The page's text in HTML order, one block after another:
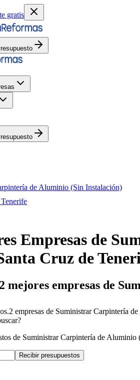
gratis
de Aluminio (Sin Instalación)
Empresas de
Cruz de
mejores empresas de
2 empresas de Suministrar Carpintería
de Suministrar Carpintería de Aluminio
Recibir presupuestos